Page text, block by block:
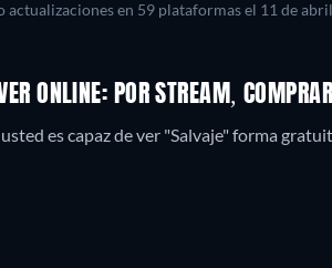
actualizaciones en 59 plataformas el 11 de
ONLINE: POR STREAM,
es capaz de ver "Salvaje" forma